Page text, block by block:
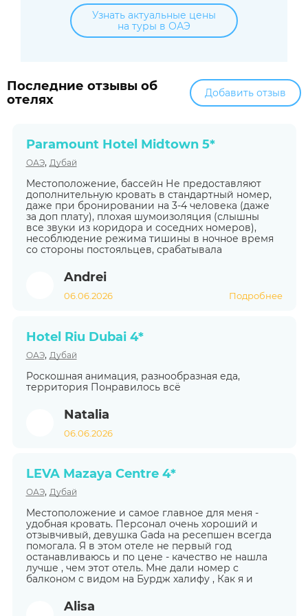
Узнать актуальные цены
на туры в ОАЭ
Последние отзывы об
отелях
Добавить отзыв
Paramount Hotel Midtown 5*
ОАЭ, Дубай
Местоположение, бассейн Не предоставляют
дополнительную кровать в стандартный номер,
даже при бронировании на 3-4 человека (даже
за доп плату), плохая шумоизоляция (слышны
все звуки из коридора и соседних номеров),
несоблюдение режима тишины в ночное время
со стороны постояльцев, срабатывала
Andrei
06.06.2026 Подробнее
Hotel Riu Dubai 4*
ОАЭ, Дубай
Роскошная анимация, разнообразная еда,
территория Понравилось всё
Natalia
06.06.2026
LEVA Mazaya Centre 4*
ОАЭ, Дубай
Местоположение и самое главное для меня -
удобная кровать. Персонал очень хороший и
отзывчивый, девушка Gada на ресепшен всегда
помогала. Я в этом отеле не первый год
останавливаюсь и по цене - качество не нашла
лучше , чем этот отель. Мне дали номер с
балконом с видом на Бурдж халифу , Как я и
Alisa